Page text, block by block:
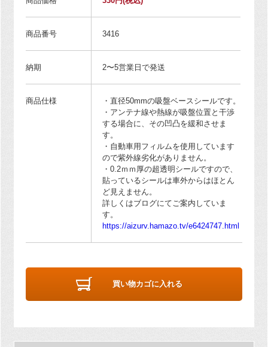
商品番号 3416
納期 2〜5営業日で発送
商品仕様
・直径50mmの吸盤ベースシールです。
・アンテナ線や熱線が吸盤位置と干渉
する場合に、その凹凸を緩和させま
す。
・自動車用フィルムを使用しています
ので紫外線劣化がありません。
・0.2ｍｍ厚の超透明シールですので、
貼っているシールは車外からはほとん
ど見えません。
詳しくはブログにてご案内していま
す。
https://aizurv.hamazo.tv/e6424747.html
買い物カゴに入れる